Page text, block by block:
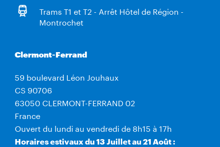
Trams T1 et T2 - Arrêt Hôtel de Région -
Montrochet
Clermont-Ferrand
59 boulevard Léon Jouhaux
CS 90706
63050 CLERMONT-FERRAND 02
France
Ouvert du lundi au vendredi de 8h15 à 17h
Horaires estivaux du 13 Juillet au 21 Août :